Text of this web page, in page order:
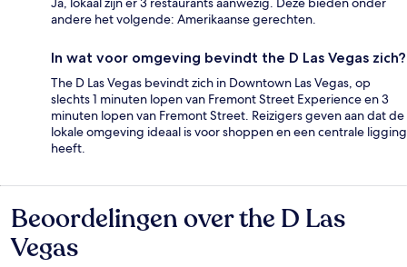
andere het volgende: Amerikaanse gerechten.
In wat voor omgeving bevindt the D Las Vegas zich?
The D Las Vegas bevindt zich in Downtown Las Vegas, op
slechts 1 minuten lopen van Fremont Street Experience en 3
minuten lopen van Fremont Street. Reizigers geven aan dat de
lokale omgeving ideaal is voor shoppen en een centrale ligging
heeft.
Beoordelingen
Beoordelingen over the D Las
Vegas